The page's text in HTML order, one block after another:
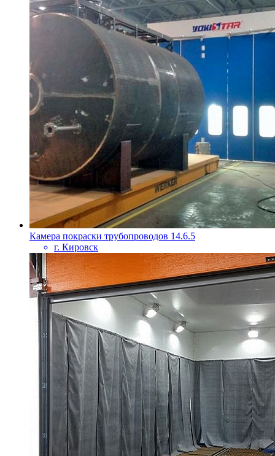
Камера покраски трубопроводов 14.6.5
г. Кировск